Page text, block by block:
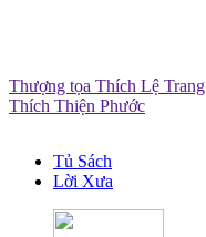
Thượng tọa Thích Lệ Trang
Thích Thiện Phước
Tủ Sách
Lời Xưa